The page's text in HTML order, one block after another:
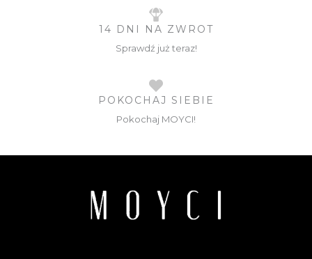
14 DNI NA ZWROT
Sprawdź już teraz!
POKOCHAJ SIEBIE
Pokochaj MOYCI!